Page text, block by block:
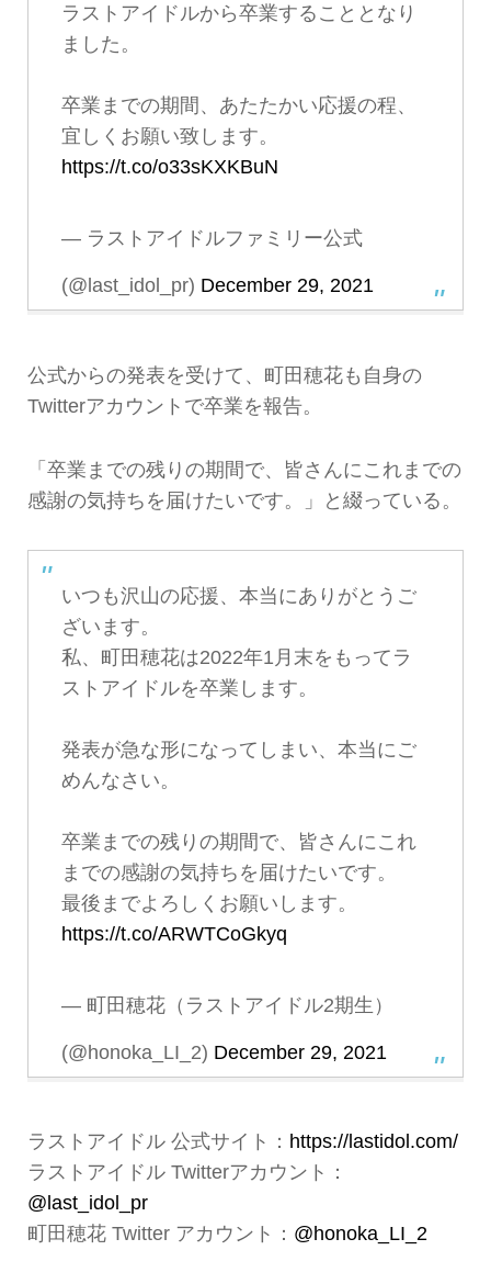
ラストアイドルから卒業することとなり
ました。
卒業までの期間、あたたかい応援の程、
宜しくお願い致します。
https://t.co/o33sKXKBuN
— ラストアイドルファミリー公式
(@last_idol_pr) December 29, 2021
公式からの発表を受けて、町田穂花も自身の
Twitterアカウントで卒業を報告。
「卒業までの残りの期間で、皆さんにこれまでの
感謝の気持ちを届けたいです。」と綴っている。
いつも沢山の応援、本当にありがとうご
ざいます。
私、町田穂花は2022年1月末をもってラ
ストアイドルを卒業します。
発表が急な形になってしまい、本当にご
めんなさい。
卒業までの残りの期間で、皆さんにこれ
までの感謝の気持ちを届けたいです。
最後までよろしくお願いします。
https://t.co/ARWTCoGkyq
— 町田穂花（ラストアイドル2期生）
(@honoka_LI_2) December 29, 2021
ラストアイドル 公式サイト： https://lastidol.com/
ラストアイドル Twitterアカウント：
@last_idol_pr
町田穂花 Twitter アカウント： @honoka_LI_2